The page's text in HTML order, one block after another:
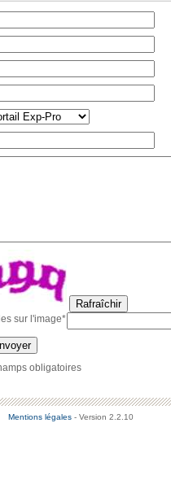
Rafraîchir
sur l'image*
obligatoires
Mentions légales - Version 2.2.10